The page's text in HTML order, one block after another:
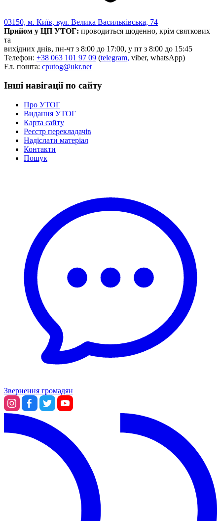
03150, м. Київ, вул. Велика Васильківська, 74
Прийом у ЦП УТОГ: проводиться щоденно, крім святкових
та
вихідних днів, пн-чт з 8:00 до 17:00, у пт з 8:00 до 15:45
Телефон: +38 063 101 97 09 (telegram, viber, whatsApp)
Ел. пошта: cputog@ukr.net
Інші навігації по сайту
Про УТОГ
Видання УТОГ
Карта сайту
Реєстр перекладачів
Надіслати матеріал
Контакти
Пошук
Звернення громадян